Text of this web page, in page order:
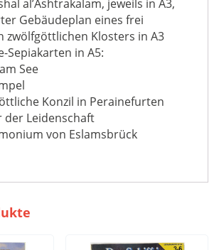
al’Ashtrakalam, jeweils in A3,
Gebäudeplan eines frei
zwölfgöttlichen Klosters in A3
Sepiakarten in A5:
See
Konzil in Perainefurten
Leidenschaft
von Eslamsbrück